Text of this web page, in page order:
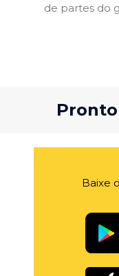
de partes do
Baixe o